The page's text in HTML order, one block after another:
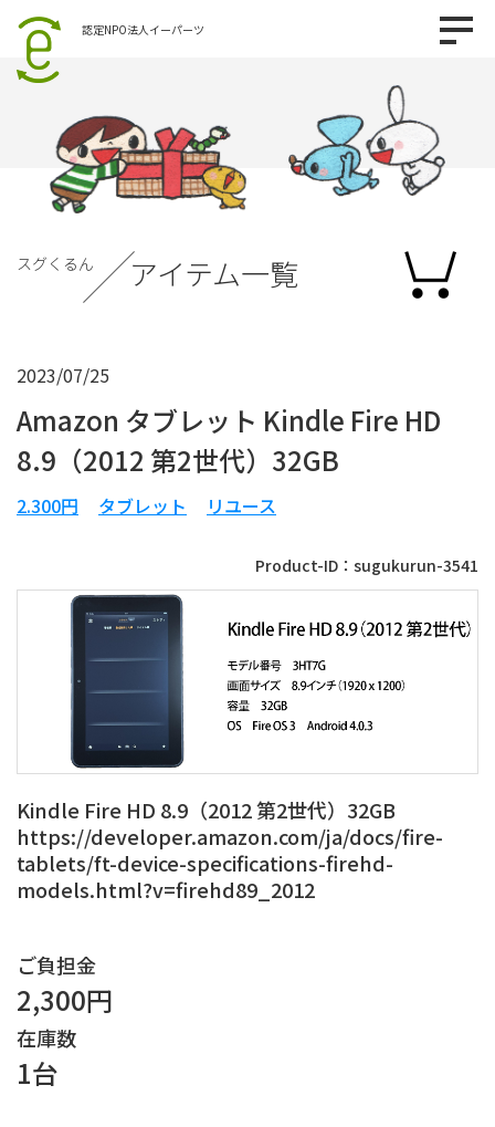
認定NPO法人イーパーツ
スグくるん アイテム一覧
2023/07/25
Amazon タブレット Kindle Fire HD
8.9（2012 第2世代）32GB
2.300円 タブレット リユース
Product-ID：sugukurun-3541
Kindle Fire HD 8.9（2012 第2世代）32GB
https://developer.amazon.com/ja/docs/fire-
tablets/ft-device-specifications-firehd-
models.html?v=firehd89_2012
ご負担金
2,300円
在庫数
1台